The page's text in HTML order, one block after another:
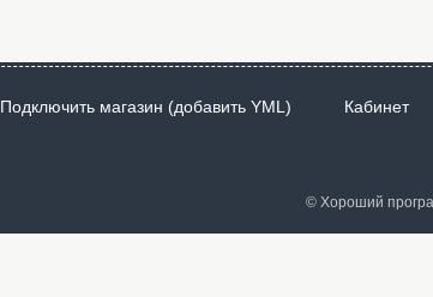
Подключить магазин (добавить YML) Кабинет
© Хороший